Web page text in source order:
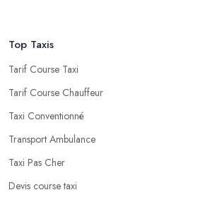
Top Taxis
Tarif Course Taxi
Tarif Course Chauffeur
Taxi Conventionné
Transport Ambulance
Taxi Pas Cher
Devis course taxi